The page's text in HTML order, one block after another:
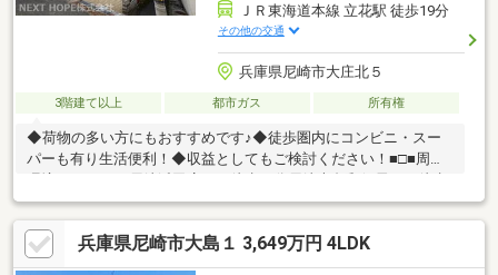
ＪＲ東海道本線 立花駅 徒歩19分
その他の交通
兵庫県尼崎市大庄北５
3階建て以上 都市ガス 所有権
◆荷物の多い方にもおすすめです♪◆徒歩圏内にコンビニ・スー
パーも有り生活便利！◆収益としてもご検討ください！■□■周辺
５分セブンイレブン 尼崎浜田町2丁目店まで徒歩８分ファミリー
マート 尼崎大庄中通店まで徒歩９分スギドラッグ 尼崎西立花店ま
で徒歩１２分グルメシティ西大島店まで徒歩１０分◇浜田小学校
まで徒歩６分◇大庄北中学校まで徒歩７分◆◇◆今すぐご覧にな
兵庫県尼崎市大島１ 3,649万円 4LDK